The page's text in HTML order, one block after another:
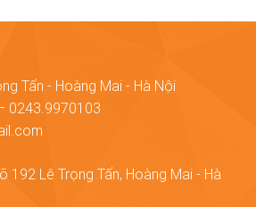
Tấn - Hoàng Mai - Hà Nội
0243.9970103
192 Lê Trọng Tấn, Hoàng Mai - Hà